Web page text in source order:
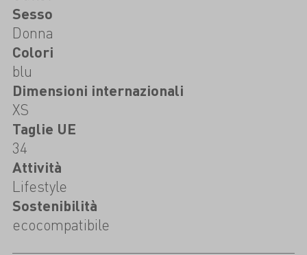
Sesso
Donna
Colori
blu
Dimensioni internazionali
XS
Taglie UE
34
Attività
Lifestyle
Sostenibilità
ecocompatibile